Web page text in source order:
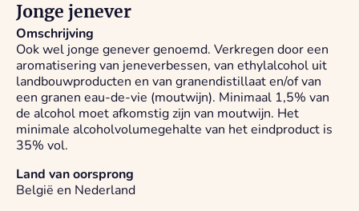
Jonge jenever
Omschrijving
Ook wel jonge genever genoemd. Verkregen door een
aromatisering van jeneverbessen, van ethylalcohol uit
landbouwproducten en van granendistillaat en/of van
een granen eau-de-vie (moutwijn). Minimaal 1,5% van
de alcohol moet afkomstig zijn van moutwijn. Het
minimale alcoholvolumegehalte van het eindproduct is
35% vol.
Land van oorsprong
België en Nederland